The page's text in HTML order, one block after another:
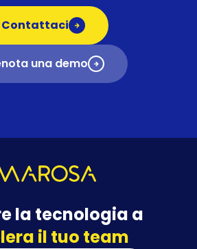
Contattaci
una demo
la tecnologia a
il tuo team